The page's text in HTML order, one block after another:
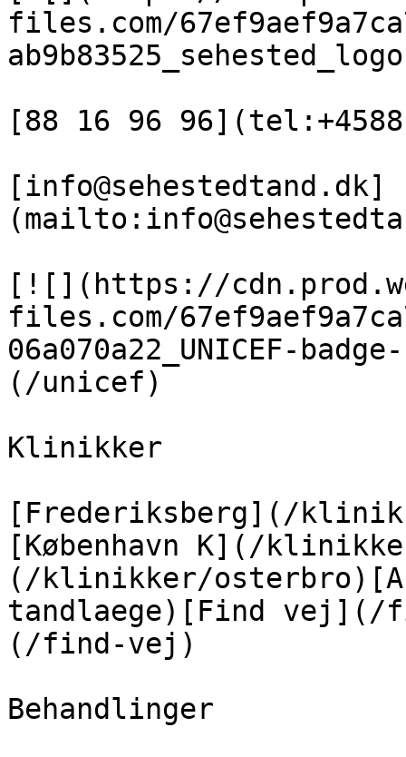
files.com/
[88 16 96
[info@sehestedtand.dk]
[![](https://
files.com/
06a070a22_UNICEF-
(/unicef)
Klinikker
[Frederiksberg](/
[København K](/
(/klinikker/
tandlaege)[Find vej](/
(/find-vej)
Behandlinger